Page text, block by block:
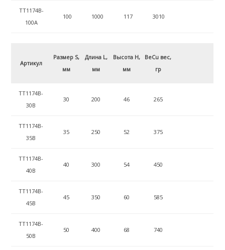
ТТ1174B-
100A
100 1000 117 3010
Артикул
Размер S,
мм
Длина L,
мм
Высота H,
мм
BeCu вес,
гр
ТТ1174B-
30B
30 200 46 265
ТТ1174B-
35B
35 250 52 375
ТТ1174B-
40B
40 300 54 450
ТТ1174B-
45B
45 350 60 585
ТТ1174B-
50B
50 400 68 740